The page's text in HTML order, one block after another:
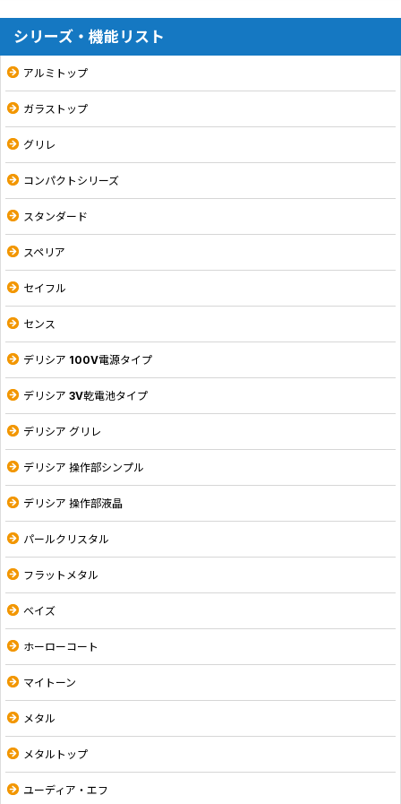
シリーズ・機能リスト
アルミトップ
ガラストップ
グリレ
コンパクトシリーズ
スタンダード
スペリア
セイフル
センス
デリシア 100V電源タイプ
デリシア 3V乾電池タイプ
デリシア グリレ
デリシア 操作部シンプル
デリシア 操作部液晶
パールクリスタル
フラットメタル
ベイズ
ホーローコート
マイトーン
メタル
メタルトップ
ユーディア・エフ